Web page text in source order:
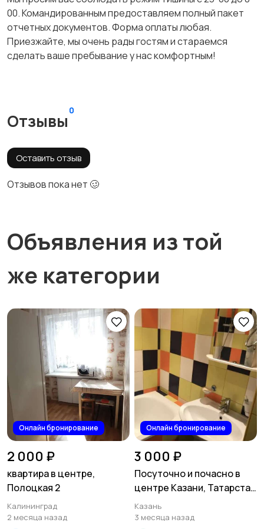
00. Командированным предоставляем полный пакет
отчетных документов. Форма оплаты любая.
Приезжайте, мы очень рады гостям и стараемся
сделать ваше пребывание у нас комфортным!
Отзывы
0
Оставить отзыв
Отзывов пока нет 🥴
Объявления из той
же категории
Онлайн бронирование
2 000 ₽
квартира в центре,
Полоцкая 2
Калининград
2 месяца назад
Онлайн бронирование
3 000 ₽
Посуточно и почасно в
центре Казани, Татарстан
52
Казань
3 месяца назад